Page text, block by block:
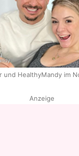
und HealthyMandy im
Anzeige